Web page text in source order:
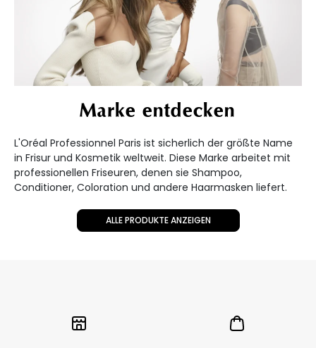
Marke entdecken
L'Oréal Professionnel Paris ist sicherlich der größte Name
in Frisur und Kosmetik weltweit. Diese Marke arbeitet mit
professionellen Friseuren, denen sie Shampoo,
Conditioner, Coloration und andere Haarmasken liefert.
ALLE PRODUKTE ANZEIGEN